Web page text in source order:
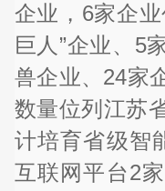
企业，6家企
巨人”企业、5
兽企业、24家
数量位列江苏
计培育省级智
互联网平台2